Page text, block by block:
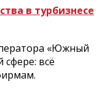
в турбизнесе
«Южный
сфере: всё